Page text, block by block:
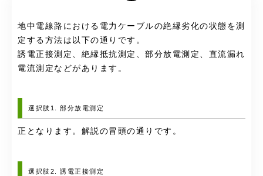
地中電線路における電力ケーブルの絶縁劣化の状態を測
定する方法は以下の通りです。
誘電正接測定、絶縁抵抗測定、部分放電測定、直流漏れ
電流測定などがあります。
選択肢1. 部分放電測定
正となります。解説の冒頭の通りです。
選択肢2. 誘電正接測定